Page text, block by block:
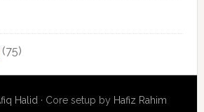
(75)
Halid · Core setup by Hafiz Rahim